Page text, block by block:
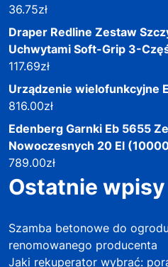
36.75zł
Draper Redline Zestaw
Uchwytami Soft-Grip 3-
117.69zł
Urządzenie wielofunkcyjne
816.00zł
Edenberg Garnki Eb 5655
Nowoczesnych 20 El
789.00zł
Ostatnie wpisy
Szamba betonowe do
renomowanego producenta
Jaki rekuperator wybrać: